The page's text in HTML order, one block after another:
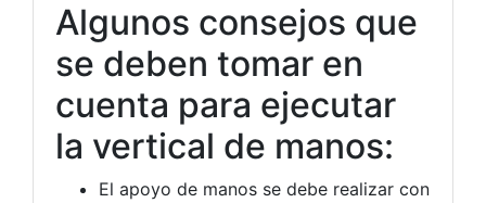
Algunos consejos que
se deben tomar en
cuenta para ejecutar
la vertical de manos:
El apoyo de manos se debe realizar con